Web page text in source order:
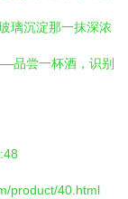
璃沉淀那一抹深浓
品尝一杯酒，识别
product/40.html